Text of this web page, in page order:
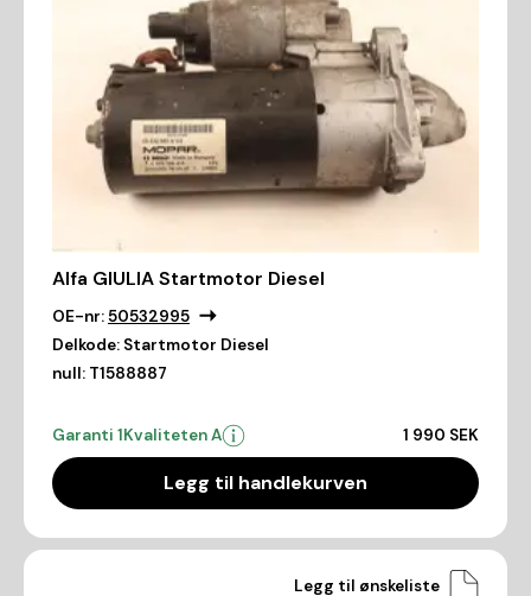
Alfa GIULIA Startmotor Diesel
OE-nr:50532995
Delkode: Startmotor Diesel
null: T1588887
Garanti 1Kvaliteten A 1 990 SEK
Legg til handlekurven
Legg til ønskeliste